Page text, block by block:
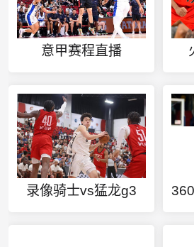
意甲赛程直播
录像骑士vs猛龙g3